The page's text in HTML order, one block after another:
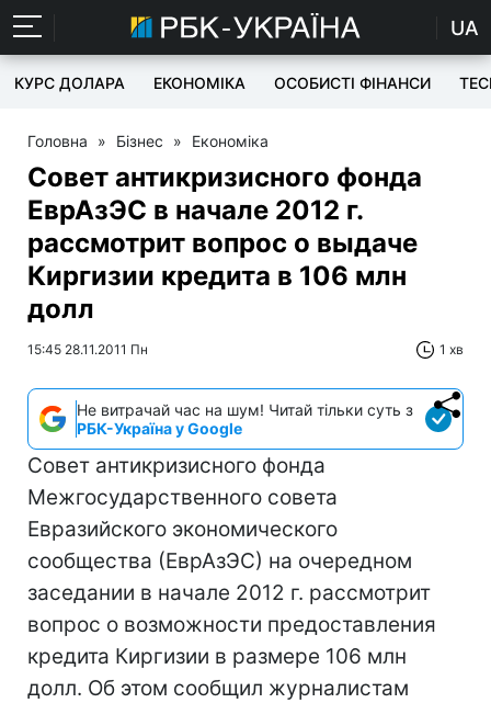
UA
КУРС ДОЛАРА ЕКОНОМІКА ОСОБИСТІ ФІНАНСИ
Головна » Бізнес » Економіка
Совет антикризисного фонда
ЕврАзЭС в начале 2012 г.
рассмотрит вопрос о выдаче
Киргизии кредита в 106 млн
долл
15:45 28.11.2011 Пн 1 хв
Не витрачай час на шум! Читай тільки суть з
РБК-Україна у Google
Совет антикризисного фонда
Межгосударственного совета
Евразийского экономического
сообщества (ЕврАзЭС) на очередном
заседании в начале 2012 г. рассмотрит
вопрос о возможности предоставления
кредита Киргизии в размере 106 млн
долл. Об этом сообщил журналистам